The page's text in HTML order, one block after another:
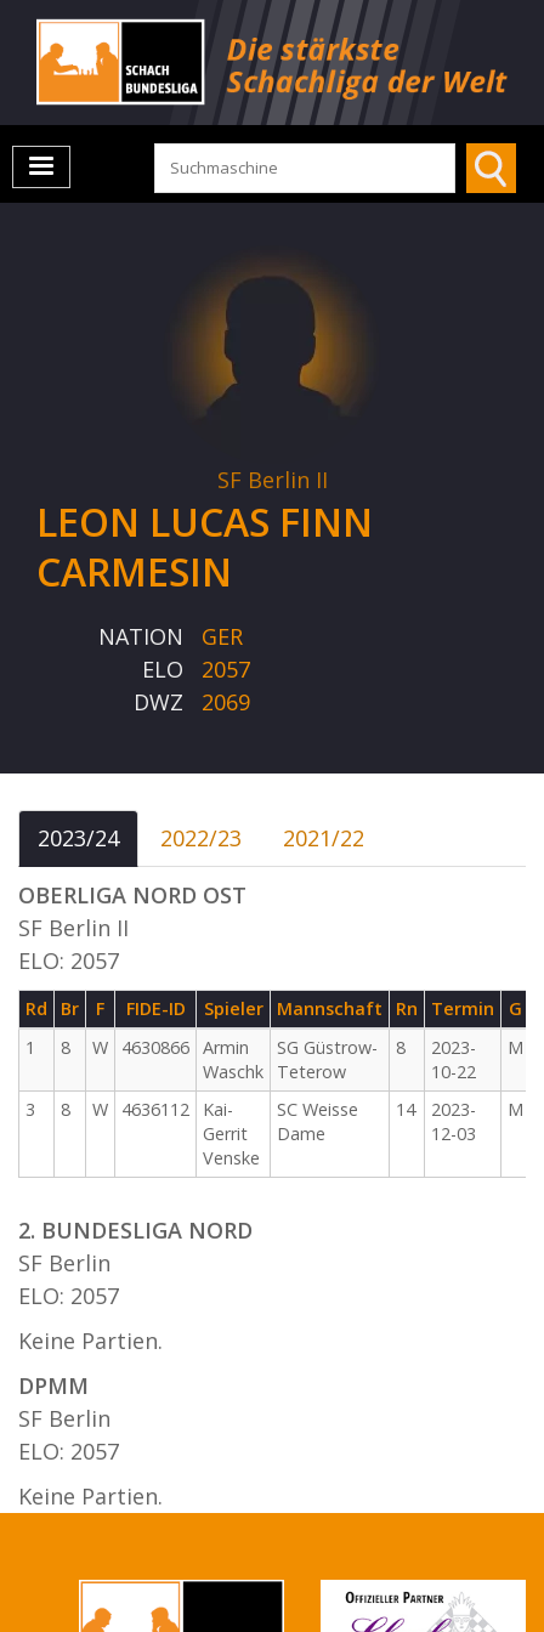
SF Berlin II
LEON LUCAS FINN
CARMESIN
NATION
GER
ELO
2057
DWZ
2069
2023/24 2022/23
2021/22
OBERLIGA NORD OST
SF Berlin II
ELO: 2057
Rd Br F FIDE-ID Spieler Mannschaft Rn Termin G
1
8 W 4630866 Armin
Waschk
SG Güstrow-
Teterow
8
2023-
10-22
M
3 8 W 4636112
Kai-
Gerrit
Venske
SC Weisse
Dame
14
2023-
12-03
M
2. BUNDESLIGA NORD
SF Berlin
ELO: 2057
Keine Partien.
DPMM
SF Berlin
ELO: 2057
Keine Partien.